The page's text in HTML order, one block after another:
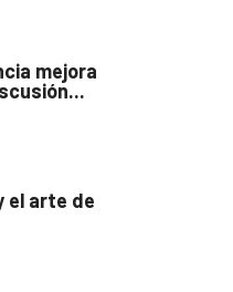
mejora
el arte de